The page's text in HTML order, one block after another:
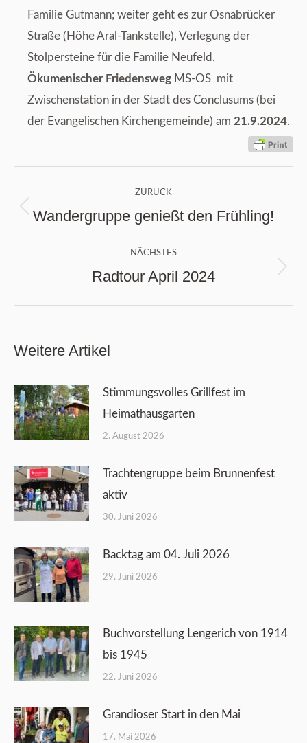
Familie Gutmann; weiter geht es zur Osnabrücker
Straße (Höhe Aral-Tankstelle), Verlegung der
Stolpersteine für die Familie Neufeld.
Ökumenischer Friedensweg MS-OS mit
Zwischenstation in der Stadt des Conclusums (bei
der Evangelischen Kirchengemeinde) am 21.9.2024.
ZURÜCK
Vorheriger
Wandergruppe genießt den Frühling!
NÄCHSTES
Nächster
Radtour April 2024
Weitere Artikel
Stimmungsvolles Grillfest im
Heimathausgarten
2. August 2026
Trachtengruppe beim Brunnenfest
aktiv
30. Juni 2026
Backtag am 04. Juli 2026
29. Juni 2026
Buchvorstellung Lengerich von 1914
bis 1945
22. Juni 2026
Grandioser Start in den Mai
17. Mai 2026